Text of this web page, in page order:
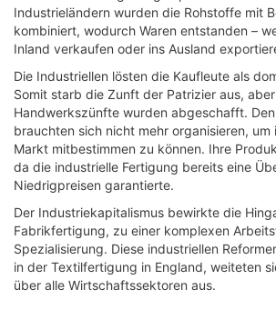
Industrieländern wurden die Rohstoffe mit
kombiniert, wodurch Waren entstanden –
Inland verkaufen oder ins Ausland
Die Industriellen lösten die Kaufleute als
Somit starb die Zunft der Patrizier aus,
Handwerkszünfte wurden abgeschafft.
brauchten sich nicht mehr organisieren, um
Markt mitbestimmen zu können. Ihre
da die industrielle Fertigung bereits eine
Niedrigpreisen garantierte.
Der Industriekapitalismus bewirkte die
Fabrikfertigung, zu einer komplexen
Spezialisierung. Diese industriellen
in der Textilfertigung in England, weiteten
über alle Wirtschaftssektoren aus.